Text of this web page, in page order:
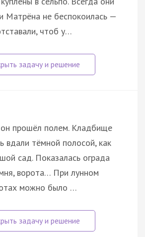
Матрёна не беспокоилась —
чтоб у…
прошёл полем. Кладбище
вдали тёмной полосой, как
сад. Показалась ограда
ворота… При лунном
можно было …